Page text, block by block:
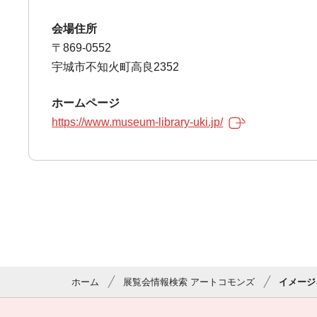
会場住所
〒869-0552
宇城市不知火町高良2352
ホームページ
https://www.museum-library-uki.jp/
ホーム 展覧会情報検索 アートコモンズ イメー